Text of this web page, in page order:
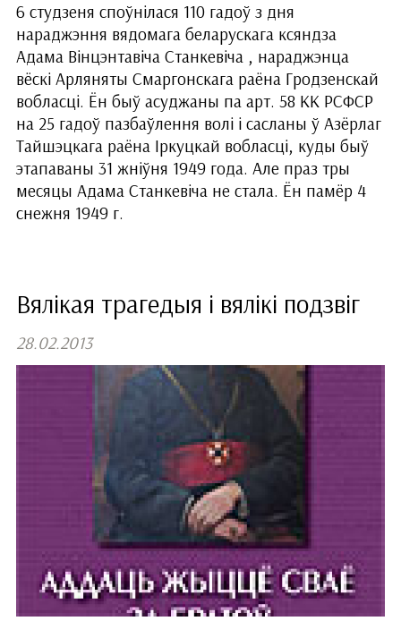
6 студзеня споўнілася 110 гадоў з дня
нараджэння вядомага беларускага ксяндза
Адама Вінцэнтавіча Станкевіча , нараджэнца
вёскі Арляняты Смаргонскага раёна Гродзенскай
вобласці. Ён быў асуджаны па арт. 58 КК РСФСР
на 25 гадоў пазбаўлення волі і сасланы ў Азёрлаг
Тайшэцкага раёна Іркуцкай вобласці, куды быў
этапаваны 31 жніўня 1949 года. Але праз тры
месяцы Адама Станкевіча не стала. Ён памёр 4
снежня 1949 г.
Вялікая трагедыя і вялікі подзвіг
28.02.2013